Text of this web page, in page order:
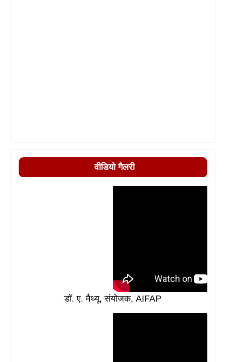
वीडियो गैलरी
डॉ. ए. मैथ्यू, संयोजक, AIFAP